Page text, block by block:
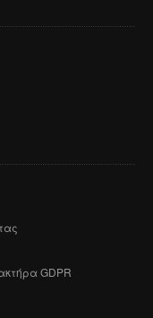
GDPR